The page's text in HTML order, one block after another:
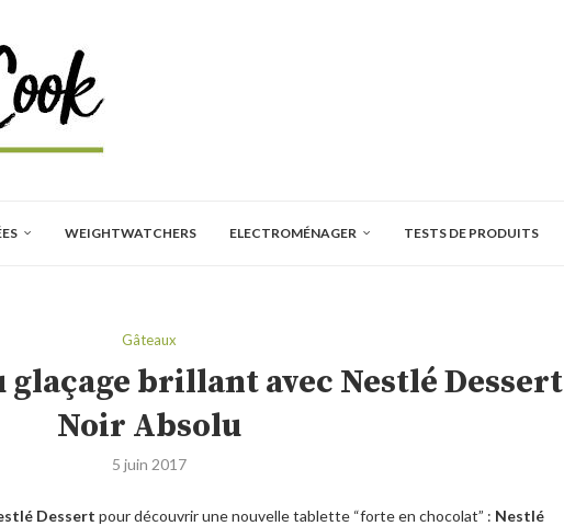
WEIGHTWATCHERS ELECTROMÉNAGER TESTS DE PRODUITS
Gâteaux
glaçage brillant avec Nestlé Dessert
Noir Absolu
5 juin 2017
Dessert pour découvrir une nouvelle tablette “forte en chocolat” : Nestlé